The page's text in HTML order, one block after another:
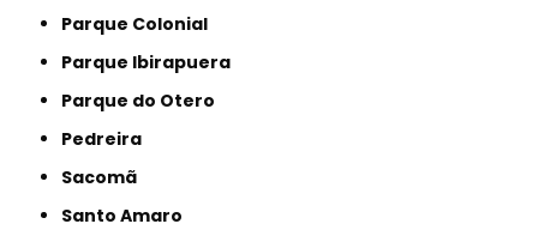
Parque Colonial
Parque Ibirapuera
Parque do Otero
Pedreira
Sacomã
Santo Amaro